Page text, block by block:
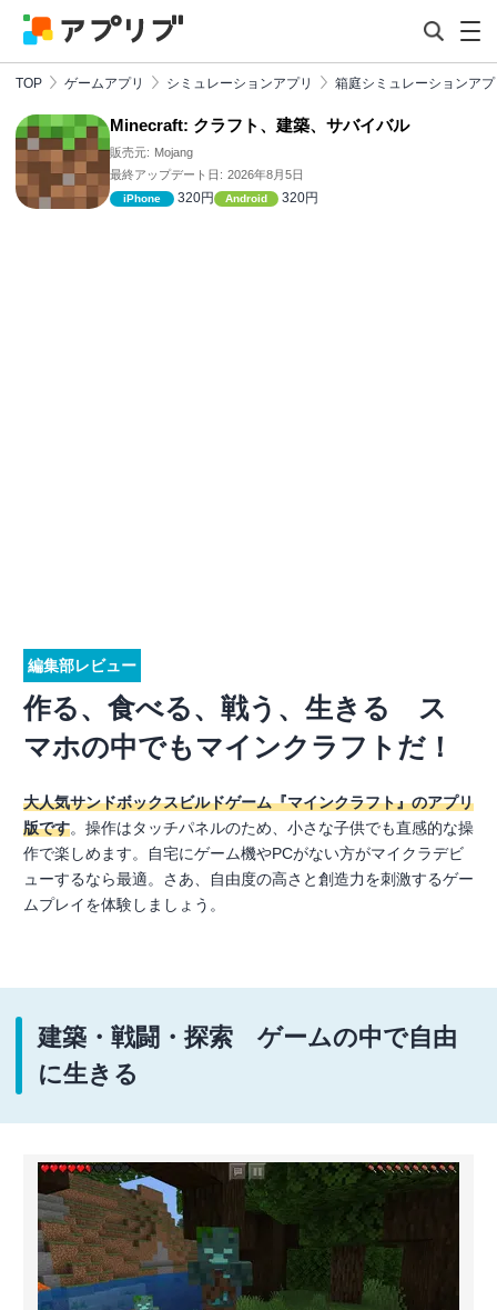
TOP ゲームアプリ シミュレーションアプリ 箱庭シミュレーションア
Minecraft: クラフト、建築、サバイバル
販売元: Mojang
最終アップデート日: 2026年8月5日
iPhone 320円 Android 320円
編集部レビュー
作る、食べる、戦う、生きる ス
マホの中でもマインクラフトだ！
大人気サンドボックスビルドゲーム『マインクラフト』のアプリ
版です。操作はタッチパネルのため、小さな子供でも直感的な操
作で楽しめます。自宅にゲーム機やPCがない方がマイクラデビ
ューするなら最適。さあ、自由度の高さと創造力を刺激するゲー
ムプレイを体験しましょう。
建築・戦闘・探索 ゲームの中で自由
に生きる